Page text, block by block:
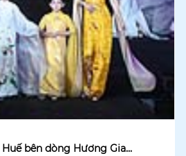
bên dòng Hương Gia...